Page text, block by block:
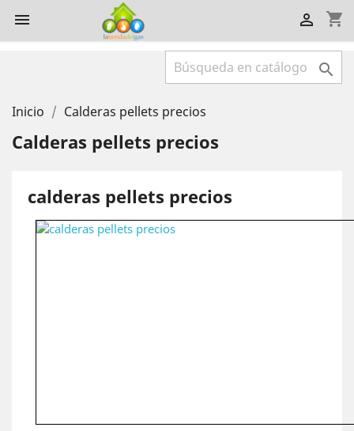
 shopping_cart


Inicio Calderas pellets precios
Calderas pellets precios
calderas pellets precios